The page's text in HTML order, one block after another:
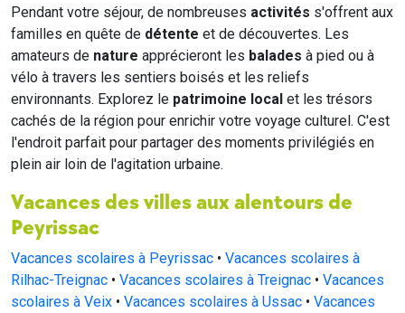
Pendant votre séjour, de nombreuses activités s'offrent aux
familles en quête de détente et de découvertes. Les
amateurs de nature apprécieront les balades à pied ou à
vélo à travers les sentiers boisés et les reliefs
environnants. Explorez le patrimoine local et les trésors
cachés de la région pour enrichir votre voyage culturel. C'est
l'endroit parfait pour partager des moments privilégiés en
plein air loin de l'agitation urbaine.
Vacances des villes aux alentours de
Peyrissac
Vacances scolaires à Peyrissac • Vacances scolaires à
Rilhac-Treignac • Vacances scolaires à Treignac • Vacances
scolaires à Veix • Vacances scolaires à Ussac • Vacances